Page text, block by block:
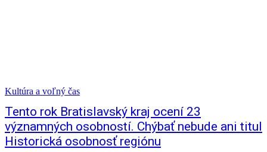
Kultúra a voľný čas
Tento rok Bratislavský kraj ocení 23
významných osobností. Chýbať nebude ani titul
Historická osobnosť regiónu